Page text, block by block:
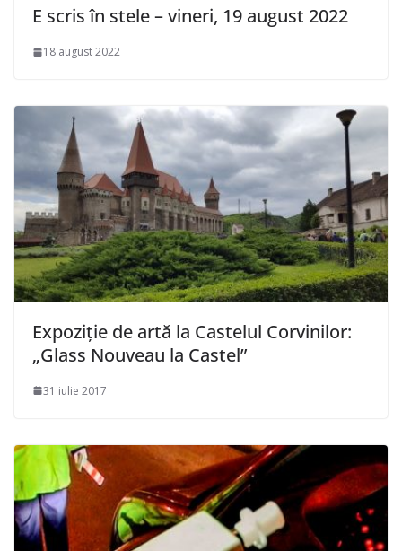
E scris în stele – vineri, 19 august 2022
18 august 2022
Expoziție de artă la Castelul Corvinilor:
„Glass Nouveau la Castel”
31 iulie 2017